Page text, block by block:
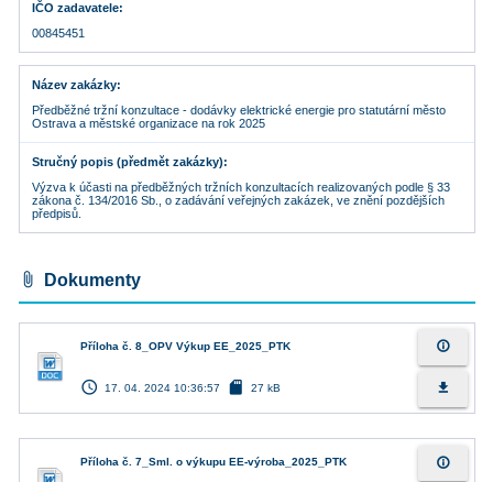
IČO zadavatele
00845451
Název zakázky
Předběžné tržní konzultace - dodávky elektrické energie pro statutární město
Ostrava a městské organizace na rok 2025
Stručný popis (předmět zakázky)
Výzva k účasti na předběžných tržních konzultacích realizovaných podle § 33
zákona č. 134/2016 Sb., o zadávání veřejných zakázek, ve znění pozdějších
attach_file Dokumenty
Příloha č. 8_OPV Výkup EE_2025_PTK
access_time 17. 04. 2024 10:36:57 sd_card 27 kB
info_outline
file_download
Příloha č. 7_Sml. o výkupu EE-výroba_2025_PTK info_outline